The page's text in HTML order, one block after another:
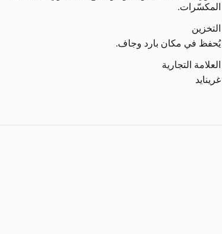
المكسّرات.
التخزين
يُحفظ في مكان بارد وجاف.
العلامة التجارية
غرينايد